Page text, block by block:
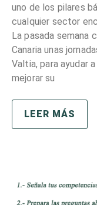
uno de los pilares
cualquier sector
La pasada semana
Canaria unas
Valtia, para ayudar
mejorar su
LEER MÁS